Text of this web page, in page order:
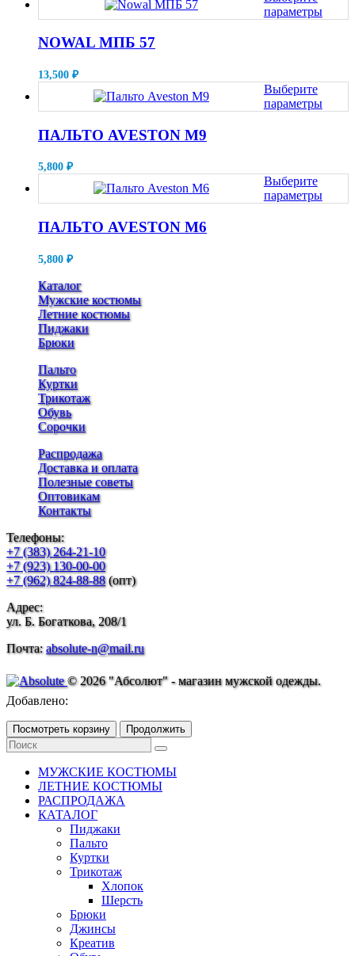
Опции
можно
параметры
вариаций.
Опции
можно
NOWAL МПБ 57
13,500 ₽
Выберите
параметры
вариаций.
Опции
можно
ПАЛЬТО AVESTON M9
5,800 ₽
Выберите
параметры
ПАЛЬТО AVESTON M6
5,800 ₽
Каталог
Мужские костюмы
Летние костюмы
Пиджаки
Брюки
Пальто
Куртки
Трикотаж
Обувь
Сорочки
Распродажа
Доставка и оплата
Полезные советы
Оптовикам
Контакты
Телефоны:
+7 (383) 264-21-10
+7 (923) 130-00-00
+7 (962) 824-88-88(опт)
Адрес:
ул. Б. Богаткова, 208/1
Почта:absolute-n@mail.ru
© 2026 "Абсолют" - магазин мужской одежды.
Добавлено:
Посмотреть корзину Продолжить
МУЖСКИЕ КОСТЮМЫ
ЛЕТНИЕ КОСТЮМЫ
РАСПРОДАЖА
КАТАЛОГ
Пиджаки
Пальто
Куртки
Трикотаж
Хлопок
Шерсть
Брюки
Джинсы
Креатив